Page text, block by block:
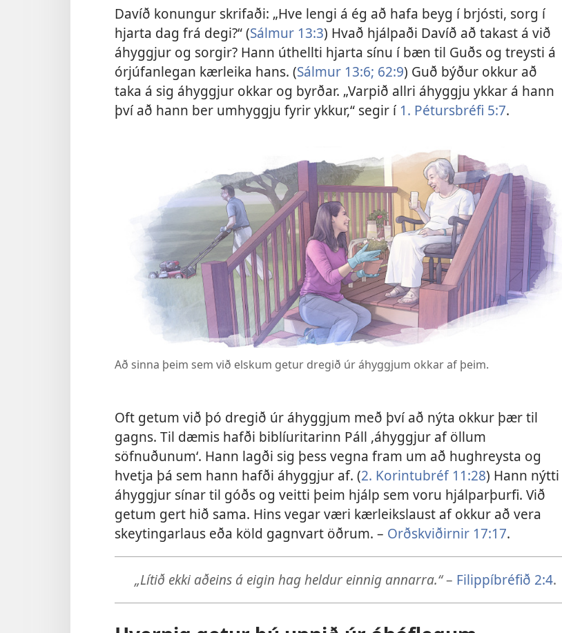
Davíð konungur skrifaði: „Hve lengi á ég að hafa beyg í brjósti, sorg í
hjarta dag frá degi?“ (Sálmur 13:3) Hvað hjálpaði Davíð að takast á við
áhyggjur og sorgir? Hann úthellti hjarta sínu í bæn til Guðs og treysti á
órjúfanlegan kærleika hans. (Sálmur 13:6; 62:9) Guð býður okkur að
taka á sig áhyggjur okkar og byrðar. „Varpið allri áhyggju ykkar á hann
því að hann ber umhyggju fyrir ykkur,“ segir í 1. Pétursbréfi 5:7.
Að sinna þeim sem við elskum getur dregið úr áhyggjum okkar af þeim.
Oft getum við þó dregið úr áhyggjum með því að nýta okkur þær til
gagns. Til dæmis hafði biblíuritarinn Páll ,áhyggjur af öllum
söfnuðunum‘. Hann lagði sig þess vegna fram um að hughreysta og
hvetja þá sem hann hafði áhyggjur af. (2. Korintubréf 11:28) Hann nýtti
áhyggjur sínar til góðs og veitti þeim hjálp sem voru hjálparþurfi. Við
getum gert hið sama. Hins vegar væri kærleikslaust af okkur að vera
skeytingarlaus eða köld gagnvart öðrum. – Orðskviðirnir 17:17.
„Lítið ekki aðeins á eigin hag heldur einnig annarra.“– Filippíbréfið 2:4.